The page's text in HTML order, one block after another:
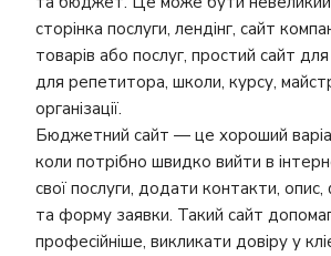
сторінка послуги, лендінг, сайт
товарів або послуг, простий сайт
для репетитора, школи, курсу,
організації.
Бюджетний сайт — це хороший
коли потрібно швидко вийти в
свої послуги, додати контакти,
та форму заявки. Такий сайт
професійніше, викликати довіру у